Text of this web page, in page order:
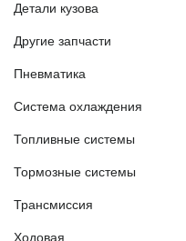
Детали кузова
Другие запчасти
Пневматика
Система охлаждения
Топливные системы
Тормозные системы
Трансмиссия
Ходовая